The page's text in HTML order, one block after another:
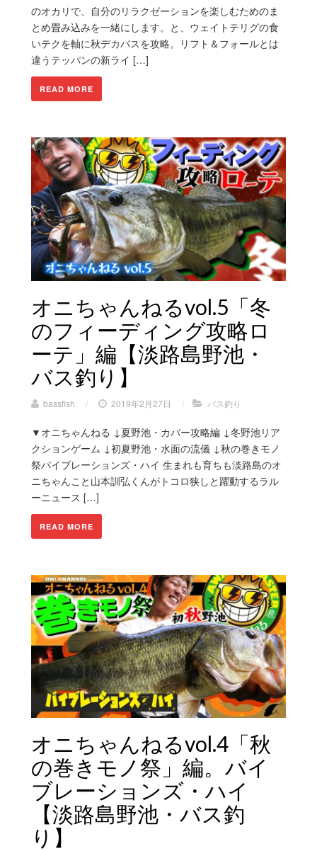
のオカリで、自分のリラクゼーションを楽しむためのま
とめ畳み込みを一緒にします。と、ウェイトテリグの食
いテクを軸に秋デカバスを攻略。リフト＆フォールとは
違うテッパンの新ライ […]
READ MORE
オニちゃんねるvol.5「冬
のフィーディング攻略ロ
ーテ」編【淡路島野池・
バス釣り】
bassfish / 2019年2月27日 / バス釣り
▼オニちゃんねる ↓夏野池・カバー攻略編 ↓冬野池リア
クションゲーム ↓初夏野池・水面の流儀 ↓秋の巻きモノ
祭バイブレーションズ・ハイ 生まれも育ちも淡路島のオ
ニちゃんこと山本訓弘くんがトコロ狭しと躍動するラル
ーニュース […]
READ MORE
オニちゃんねるvol.4「秋
の巻きモノ祭」編。バイ
ブレーションズ・ハイ
【淡路島野池・バス釣
り】